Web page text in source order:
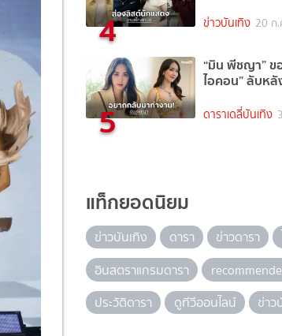
4 ข่าวบันเทิง 20 ก
5
“มิน พีชญา”
ไอคอน” ลับห
ดาราเดลี่บันเทิง
แท็กยอดนิยม
ข่าวบันเทิง ดารา ข่าวดารา
อินสตราแกรมดารา
ประวัติดารา
ดูทีวีออนไลน์ ข่าว